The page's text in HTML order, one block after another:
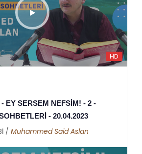
HD
EY SERSEM NEFSİM! - 2 -
- 20.04.2023
/ Muhammed Said Aslan